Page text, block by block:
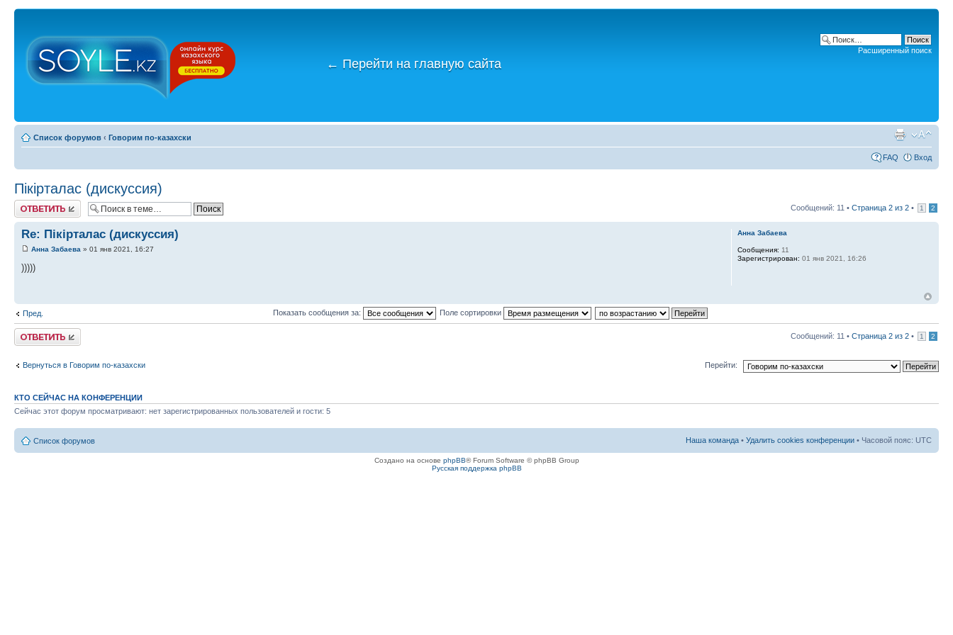
← Перейти на главную сайта
Расширенный поиск
Список форумов ‹ Говорим по-казахски
FAQ Вход
Пікірталас (дискуссия)
Ответить Сообщений: 11 • Страница 2 из 2 • 1 2
Re: Пікірталас (дискуссия)
Анна Забаева » 01 янв 2021, 16:27
)))))
Анна Забаева
Сообщения: 11
Зарегистрирован: 01 янв 2021, 16:26
Пред. Показать сообщения за: Поле сортировки
Ответить Сообщений: 11 • Страница 2 из 2 • 1 2
Вернуться в Говорим по-казахски Перейти:
КТО СЕЙЧАС НА КОНФЕРЕНЦИИ
Сейчас этот форум просматривают: нет зарегистрированных пользователей и гости: 5
Список форумов Наша команда • Удалить cookies конференции • Часовой пояс: UTC
Создано на основе phpBB® Forum Software © phpBB Group
Русская поддержка phpBB